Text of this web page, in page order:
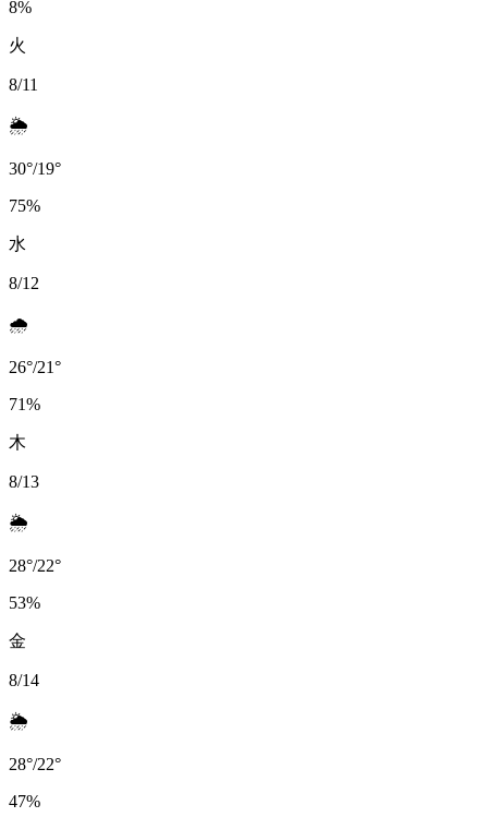
8%
火
8/11
🌦️
30°/19°
75%
水
8/12
🌧️
26°/21°
71%
木
8/13
🌦️
28°/22°
53%
金
8/14
🌦️
28°/22°
47%